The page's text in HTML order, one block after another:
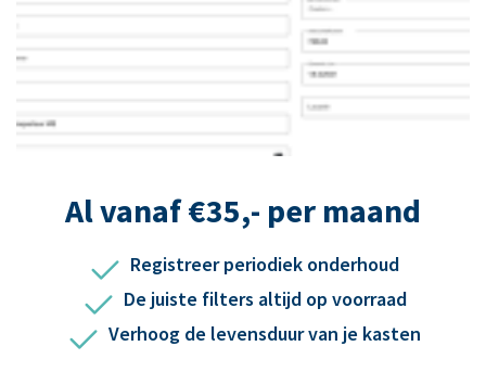
Al vanaf €35,- per maand
Registreer periodiek onderhoud
De juiste filters altijd op voorraad
Verhoog de levensduur van je kasten